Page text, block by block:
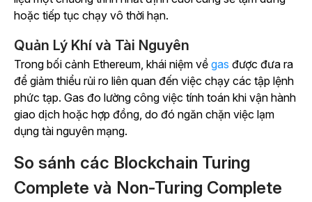
hoặc tiếp tục chạy vô thời hạn.
Quản Lý Khí và Tài Nguyên
Trong bối cảnh Ethereum, khái niệm về gas được đưa ra
để giảm thiểu rủi ro liên quan đến việc chạy các tập lệnh
phức tạp. Gas đo lường công việc tính toán khi vận hành
giao dịch hoặc hợp đồng, do đó ngăn chặn việc lạm
dụng tài nguyên mạng.
So sánh các Blockchain Turing
Complete và Non-Turing Complete